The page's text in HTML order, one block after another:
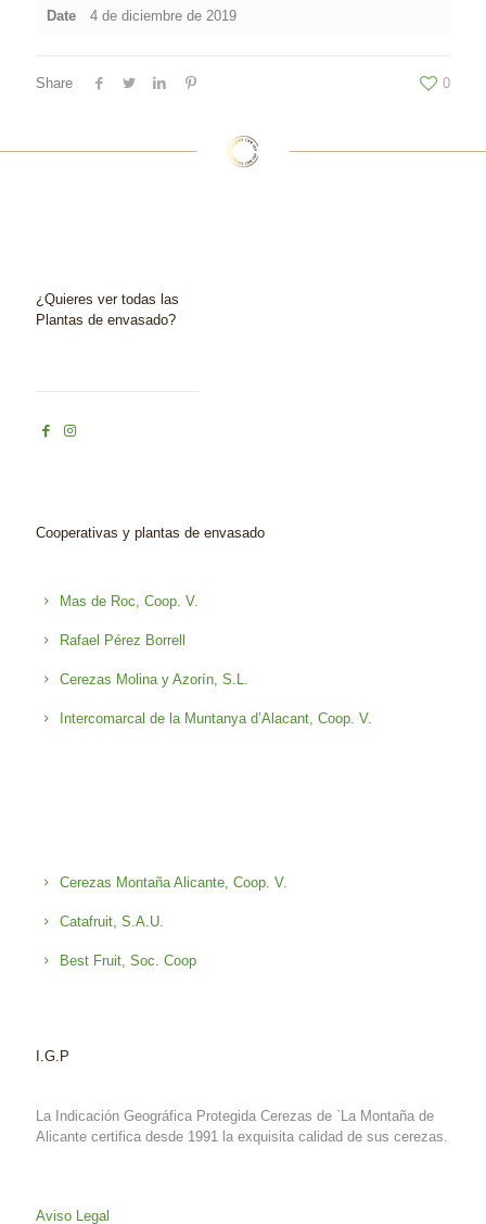
Date 4 de diciembre de 2019
Share 0
¿Quieres ver todas las
Plantas de envasado?
Cooperativas y plantas de envasado
Mas de Roc, Coop. V.
Rafael Pérez Borrell
Cerezas Molina y Azorín, S.L.
Intercomarcal de la Muntanya d’Alacant, Coop. V.
Cerezas Montaña Alicante, Coop. V.
Catafruit, S.A.U.
Best Fruit, Soc. Coop
I.G.P
La Indicación Geográfica Protegida Cerezas de `La Montaña de
Alicante certifica desde 1991 la exquisita calidad de sus cerezas.
Aviso Legal